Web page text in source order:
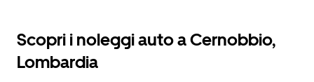
Scopri i noleggi auto a Cernobbio,
Lombardia